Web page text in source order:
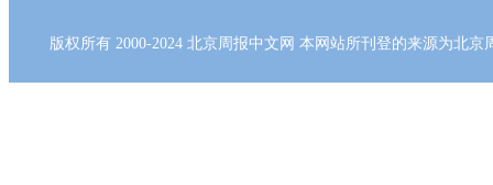
版权所有 2000-2024 北京周报中文网 本网站所刊登的来源为北